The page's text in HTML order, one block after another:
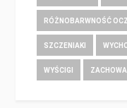
RÓŻNOBARWNOŚĆ
SZCZENIAKI
WYŚCIGI